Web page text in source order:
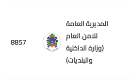
8857
المديرية العامة
للامن العام
(وزارة الداخلية
والبلديات)